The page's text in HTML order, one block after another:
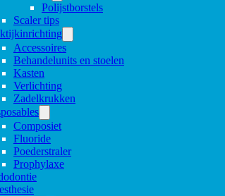
Polijstborstels
Scaler tips
Accessoires
Behandelunits en stoelen
Kasten
Verlichting
Zadelkrukken
Composiet
Fluoride
Poederstraler
Prophylaxe